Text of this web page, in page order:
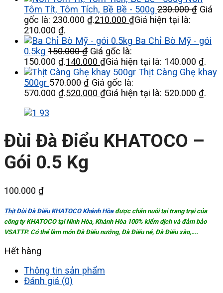
Tôm Tít, Tôm Tích, Bề Bề - 500g 230.000₫ Giá
gốc là: 230.000 ₫.210.000 ₫Giá hiện tại là:
210.000 ₫.
Ba Chỉ Bò Mỹ - gói
0.5kg 150.000₫ Giá gốc là:
150.000 ₫.140.000 ₫Giá hiện tại là: 140.000 ₫.
Thịt Càng Ghẹ khay
500gr 570.000₫ Giá gốc là:
570.000 ₫.520.000 ₫Giá hiện tại là: 520.000 ₫.
Đùi Đà Điểu KHATOCO –
Gói 0.5 Kg
100.000 ₫
Thịt Đùi Đà Điểu KHATOCO Khánh Hòađược chăn nuôi tại trang trại của
công ty KHATOCO tại Ninh Hòa, Khánh Hòa 100% kiểm dịch và đảm bảo
VSATTP. Có thể làm món Đà Điểu nướng, Đà Điểu né, Đà Điểu xào,….
Hết hàng
Thông tin sản phẩm
Đánh giá (0)